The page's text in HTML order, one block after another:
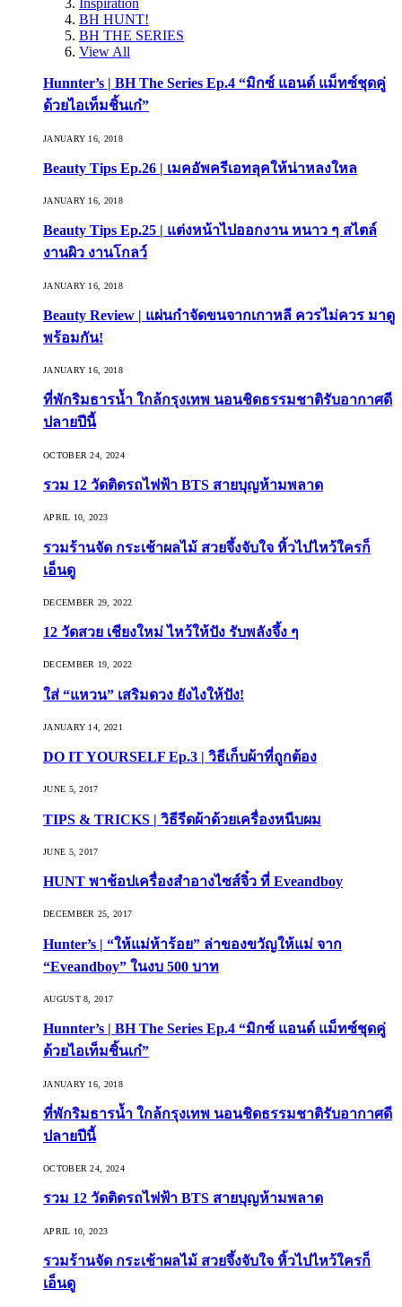
Inspiration
BH HUNT!
BH THE SERIES
View All
Hunnter’s | BH The Series Ep.4 “มิกซ์ แอนด์ แม็ทซ์ชุดคู่
ด้วยไอเท็มชิ้นเก๋”
JANUARY 16, 2018
Beauty Tips Ep.26 | เมคอัพครีเอทลุคให้น่าหลงใหล
JANUARY 16, 2018
Beauty Tips Ep.25 | แต่งหน้าไปออกงาน หนาว ๆ สไตล์
งานผิว งานโกลว์
JANUARY 16, 2018
Beauty Review | แผ่นกำจัดขนจากเกาหลี ควรไม่ควร มาดู
พร้อมกัน!
JANUARY 16, 2018
ที่พักริมธารน้ำ ใกล้กรุงเทพ นอนชิดธรรมชาติรับอากาศดี
ปลายปีนี้
OCTOBER 24, 2024
รวม 12 วัดติดรถไฟฟ้า BTS สายบุญห้ามพลาด
APRIL 10, 2023
รวมร้านจัด กระเช้าผลไม้ สวยจึ้งจับใจ หิ้วไปไหว้ใครก็
เอ็นดู
DECEMBER 29, 2022
12 วัดสวย เชียงใหม่ ไหว้ให้ปัง รับพลังจึ้ง ๆ
DECEMBER 19, 2022
ใส่ “แหวน” เสริมดวง ยังไงให้ปัง!
JANUARY 14, 2021
DO IT YOURSELF Ep.3 | วิธีเก็บผ้าที่ถูกต้อง
JUNE 5, 2017
TIPS & TRICKS | วิธีรีดผ้าด้วยเครื่องหนีบผม
JUNE 5, 2017
HUNT พาช้อปเครื่องสำอางไซส์จิ๋ว ที่ Eveandboy
DECEMBER 25, 2017
Hunter’s | “ให้แม่ห้าร้อย” ล่าของขวัญให้แม่ จาก
“Eveandboy” ในงบ 500 บาท
AUGUST 8, 2017
Hunnter’s | BH The Series Ep.4 “มิกซ์ แอนด์ แม็ทซ์ชุดคู่
ด้วยไอเท็มชิ้นเก๋”
JANUARY 16, 2018
ที่พักริมธารน้ำ ใกล้กรุงเทพ นอนชิดธรรมชาติรับอากาศดี
ปลายปีนี้
OCTOBER 24, 2024
รวม 12 วัดติดรถไฟฟ้า BTS สายบุญห้ามพลาด
APRIL 10, 2023
รวมร้านจัด กระเช้าผลไม้ สวยจึ้งจับใจ หิ้วไปไหว้ใครก็
เอ็นดู